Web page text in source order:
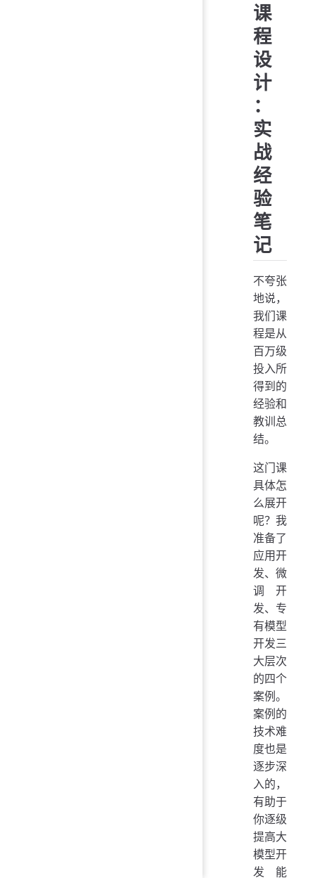
课
程
设
计
：
实
战
经
验
笔
记
不夸张
地说，
我们课
程是从
百万级
投入所
得到的
经验和
教训总
结。
这门课
具体怎
么展开
呢？我
准备了
应用开
发、微
调开
发、专
有模型
开发三
大层次
的四个
案例。
案例的
技术难
度也是
逐步深
入的，
有助于
你逐级
提高大
模型开
发能